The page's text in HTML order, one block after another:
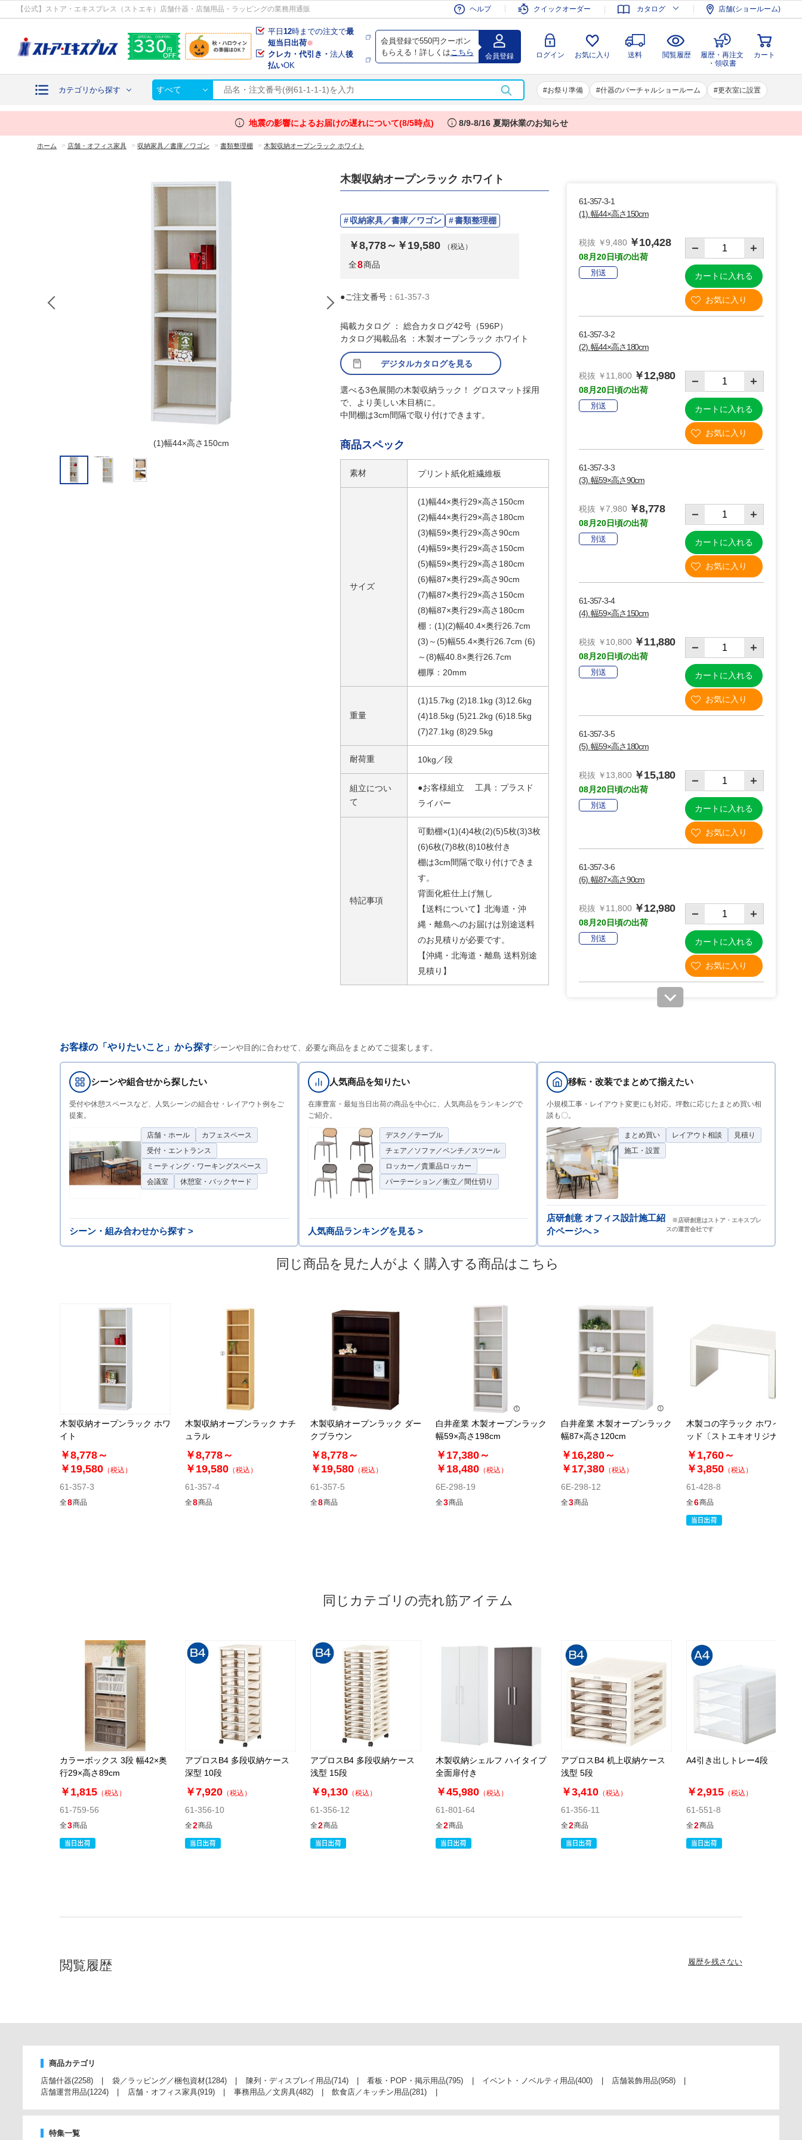
【公式】ストア・エキスプレス（ストエキ）店舗什器・店舗用品・ラッピングの業務用通販 ヘルプ クイックオーダー カタログ 店舗(ショールーム)
平日 12時までの注文で最
短当日出荷※
クレカ・代引き・ 法人後
払いOK
会員登録で550円クーポン
もらえる！詳しくは こちら 会員登録 ログイン お気に入り 送料 閲覧履歴
履歴・再注文
・領収書
カート
カテゴリから探す すべて お祭り準備 什器のバーチャルショールーム 更衣室に設置
会員登録 ログイン お気に入り 送料 閲覧履歴
履歴・再注文
・領収書
カート
info 地震の影響によるお届けの遅れについて(8/5時点) info 8/9-8/16 夏期休業のお知らせ
ホーム > 店舗・オフィス家具 > 収納家具／書庫／ワゴン > 書類整理棚 > 木製収納オープンラック ホワイト
(1)幅44×高さ150cm
木製収納オープンラック ホワイト
収納家具／書庫／ワゴン 書類整理棚
￥8,778～￥19,580 （税込）
全8商品
●ご注文番号： 61-357-3
掲載カタログ ： 総合カタログ42号（596P）
デジタルカタログを見る
カタログ掲載品名 ：木製オープンラック ホワイト
選べる3色展開の木製収納ラック！ グロスマット採用
で、より美しい木目柄に。
中間棚は3cm間隔で取り付けできます。
商品スペック
素材 プリント紙化粧繊維板
サイズ
(1)幅44×奥行29×高さ150cm
(2)幅44×奥行29×高さ180cm
(3)幅59×奥行29×高さ90cm
(4)幅59×奥行29×高さ150cm
(5)幅59×奥行29×高さ180cm
(6)幅87×奥行29×高さ90cm
(7)幅87×奥行29×高さ150cm
(8)幅87×奥行29×高さ180cm
棚：(1)(2)幅40.4×奥行26.7cm
(3)～(5)幅55.4×奥行26.7cm (6)
～(8)幅40.8×奥行26.7cm
棚厚：20mm
重量
(1)15.7kg (2)18.1kg (3)12.6kg
(4)18.5kg (5)21.2kg (6)18.5kg
(7)27.1kg (8)29.5kg
耐荷重 10kg／段
組立につい
て
●お客様組立 工具：プラスド
ライバー
特記事項
可動棚×(1)(4)4枚(2)(5)5枚(3)3枚
(6)6枚(7)8枚(8)10枚付き
棚は3cm間隔で取り付けできま
す。
背面化粧仕上げ無し
【送料について】北海道・沖
縄・離島へのお届けは別途送料
のお見積りが必要です。
【沖縄・北海道・離島 送料別途
見積り】
61-357-3-1
(1). 幅44×高さ150cm
税抜 ￥9,480 ￥10,428
08月20日頃の出荷
別送 カートに入れる
61-357-3-2
(2). 幅44×高さ180cm
税抜 ￥11,800 ￥12,980
08月20日頃の出荷
別送 カートに入れる
61-357-3-3
(3). 幅59×高さ90cm
税抜 ￥7,980 ￥8,778
08月20日頃の出荷
別送 カートに入れる
61-357-3-4
(4). 幅59×高さ150cm
税抜 ￥10,800 ￥11,880
08月20日頃の出荷
別送 カートに入れる
61-357-3-5
(5). 幅59×高さ180cm
税抜 ￥13,800 ￥15,180
08月20日頃の出荷
別送 カートに入れる
61-357-3-6
(6). 幅87×高さ90cm
税抜 ￥11,800 ￥12,980
08月20日頃の出荷
別送 カートに入れる
61-357-3-8
(8). 幅87×高さ180cm
税抜 ￥17,800
08月20日頃の出荷
別送 カートに入れる
お客様の「やりたいこと」から探すシーンや目的に合わせて、必要な商品をまとめてご提案します。
シーンや組合せから探したい
受付や休憩スペースなど、人気シーンの組合せ・レイアウト例をご
提案。
店舗・ホール
カフェスペース
受付・エントランス
ミーティング・ワーキングスペース
会議室
休憩室・バックヤード
シーン・組み合わせから探す >
人気商品を知りたい
在庫豊富・最短当日出荷の商品を中心に、人気商品をランキングで
ご紹介。
デスク／テーブル
チェア／ソファ／ベンチ／スツール
ロッカー／貴重品ロッカー
パーテーション／衝立／間仕切り
人気商品ランキングを見る >
移転・改装でまとめて揃えたい
小規模工事・レイアウト変更にも対応。坪数に応じたまとめ買い相
談も〇。
まとめ買い レイアウト相談
見積り
施工・設置
店研創意 オフィス設計施工紹
介ページへ >
※店研創意はストア・エキスプレ
スの運営会社です
同じ商品を見た人がよく購入する商品はこちら
木製収納オープンラック ホワ
イト
￥8,778～
￥19,580 （税込）
61-357-3
全8商品
木製収納オープンラック ナチ
ュラル
￥8,778～
￥19,580 （税込）
61-357-4
全8商品
木製収納オープンラック ダー
クブラウン
￥8,778～
￥19,580 （税込）
61-357-5
全8商品
白井産業 木製オープンラック
幅59×高さ198cm
￥17,380～
￥18,480 （税込）
6E-298-19
全3商品
白井産業 木製オープンラック
幅87×高さ120cm
￥16,280～
￥17,380 （税込）
6E-298-12
全3商品
木製コの字ラック ホワイトウ
ッド〔ストエキオリジナル〕
￥1,760～
￥3,850 （税込）
61-428-8
全6商品
同じカテゴリの売れ筋アイテム
カラーボックス 3段 幅42×奥
行29×高さ89cm
￥1,815 （税込）
61-759-56
全3商品
アプロスB4 多段収納ケース
深型 10段
￥7,920 （税込）
61-356-10
全2商品
アプロスB4 多段収納ケース
浅型 15段
￥9,130 （税込）
61-356-12
全2商品
木製収納シェルフ ハイタイプ
全面扉付き
￥45,980 （税込）
61-801-64
全2商品
アプロスB4 机上収納ケース
浅型 5段
￥3,410 （税込）
61-356-11
全2商品
A4引き出しトレー4段
￥2,915 （税込）
61-551-8
全2商品
閲覧履歴 履歴を残さない
商品カテゴリ
店舗什器(2258) 袋／ラッピング／梱包資材(1284) 陳列・ディスプレイ用品(714) 看板・POP・掲示用品(795) イベント・ノベルティ用品(400) 店舗装飾用品(958)
店舗運営用品(1224) 店舗・オフィス家具(919) 事務用品／文房具(482) 飲食店／キッチン用品(281)
特集一覧